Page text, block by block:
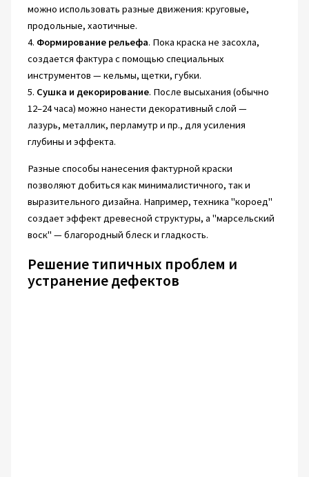
можно использовать разные движения: круговые,
продольные, хаотичные.
4. Формирование рельефа. Пока краска не засохла,
создается фактура с помощью специальных
инструментов — кельмы, щетки, губки.
5. Сушка и декорирование. После высыхания (обычно
12–24 часа) можно нанести декоративный слой —
лазурь, металлик, перламутр и пр., для усиления
глубины и эффекта.
Разные способы нанесения фактурной краски
позволяют добиться как минималистичного, так и
выразительного дизайна. Например, техника "короед"
создает эффект древесной структуры, а "марсельский
воск" — благородный блеск и гладкость.
Решение типичных проблем и
устранение дефектов